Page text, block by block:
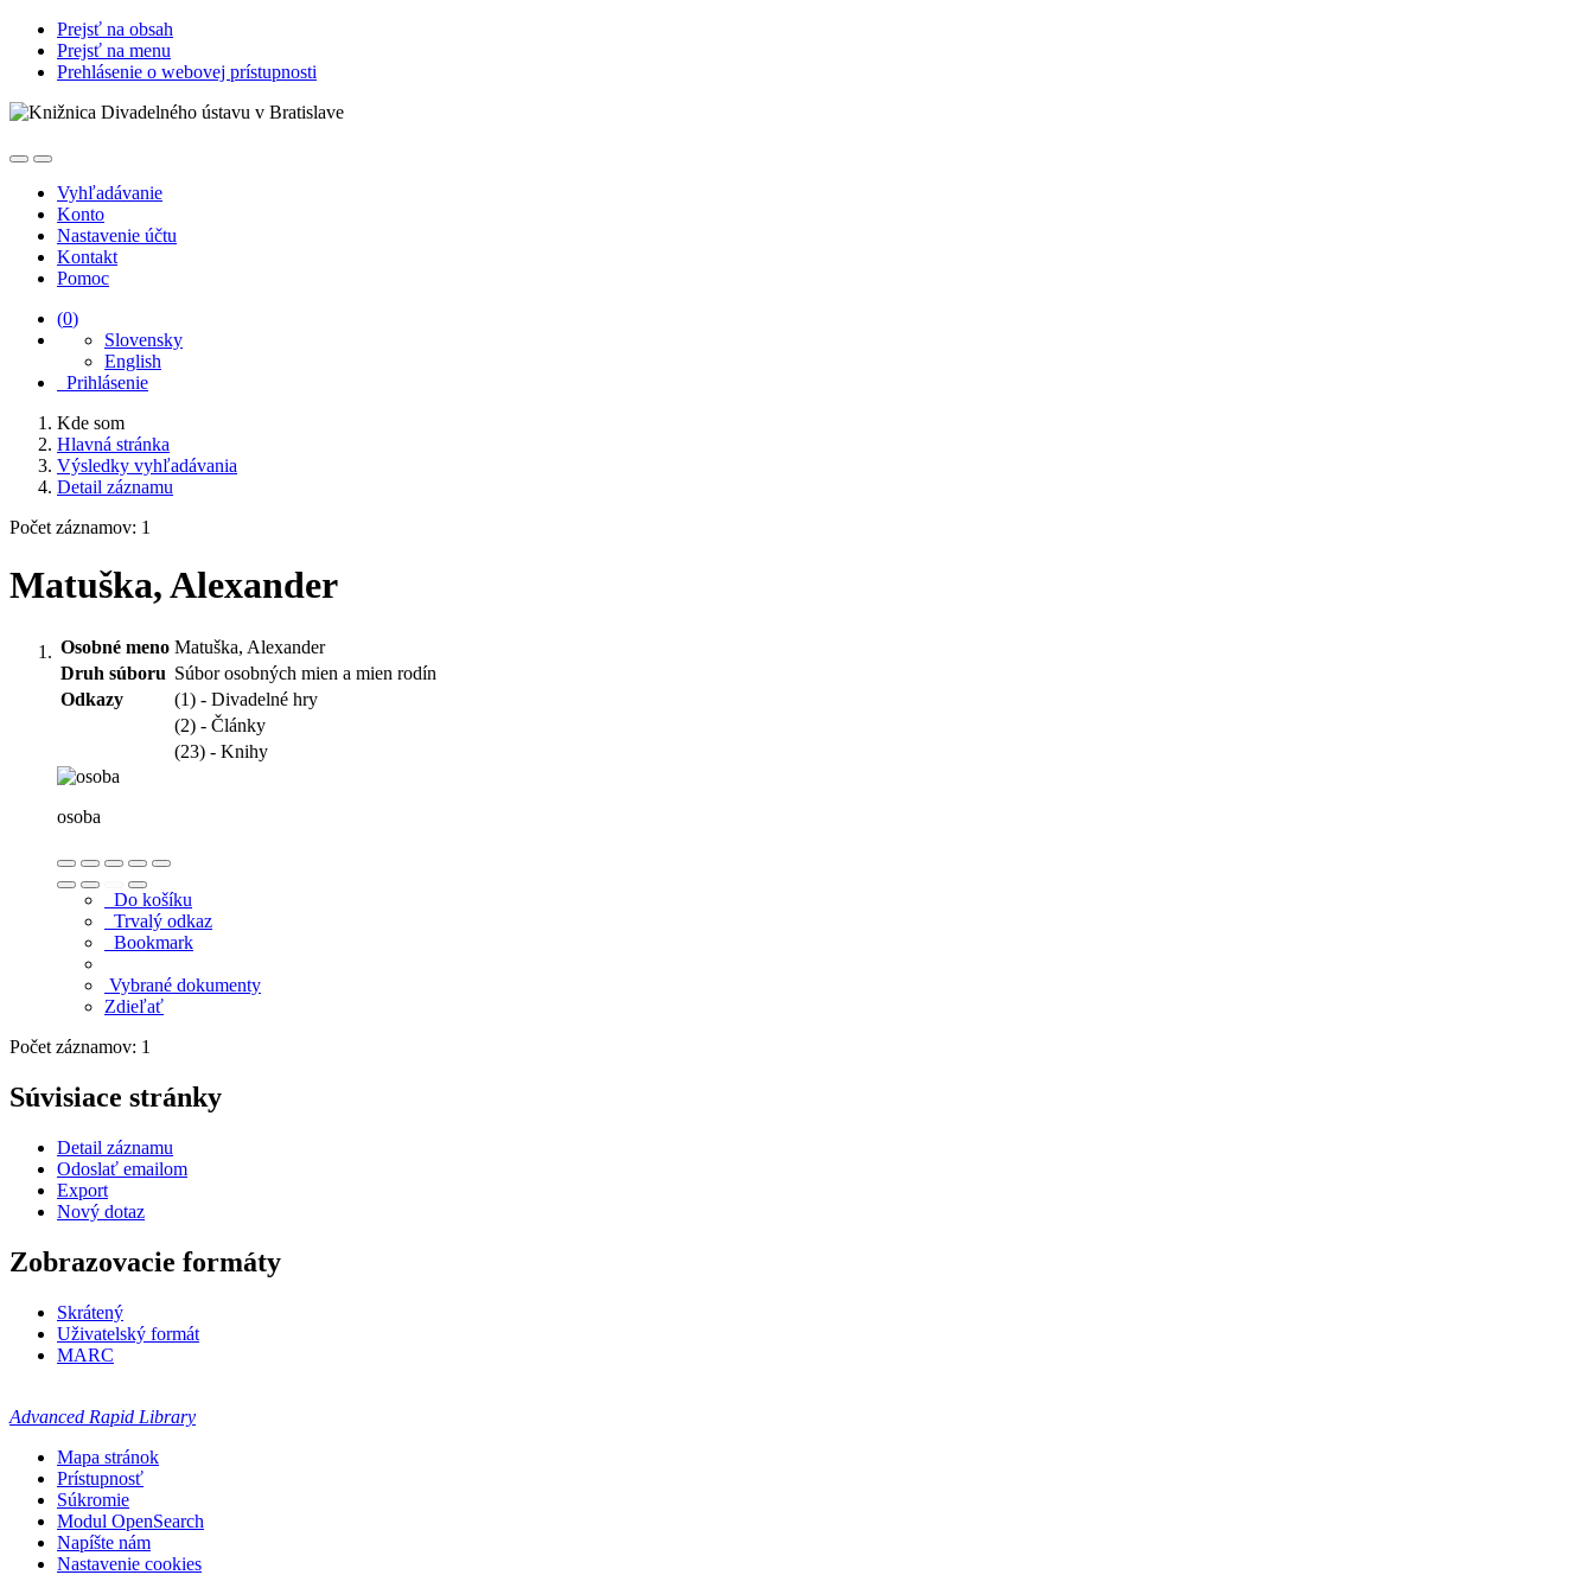
Prejsť na obsah
Prejsť na menu
Prehlásenie o webovej prístupnosti
Vyhľadávanie
Konto
Nastavenie účtu
Kontakt
Pomoc
(0)
Slovensky
English
Prihlásenie
Kde som
Hlavná stránka
Výsledky vyhľadávania
Detail záznamu
Počet záznamov: 1
Matuška, Alexander
Osobné meno Matuška, Alexander
Druh súboru Súbor osobných mien a mien rodín
Odkazy
(1) - Divadelné hry
(2) - Články
(23) - Knihy
osoba
Do košíku
Trvalý odkaz
Bookmark
Vybrané dokumenty
Zdieľať
Počet záznamov: 1
Súvisiace stránky
Detail záznamu
Odoslať emailom
Export
Nový dotaz
Zobrazovacie formáty
Skrátený
Uživatelský formát
MARC
Advanced Rapid Library
Mapa stránok
Prístupnosť
Súkromie
Modul OpenSearch
Napíšte nám
Nastavenie cookies